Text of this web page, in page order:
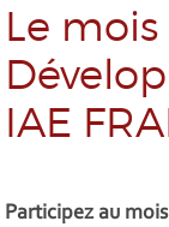
Le
IAE
Participez au